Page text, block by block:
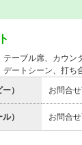
ーブル席、カウン
ートシーン、打ち
） お問合
） お問合